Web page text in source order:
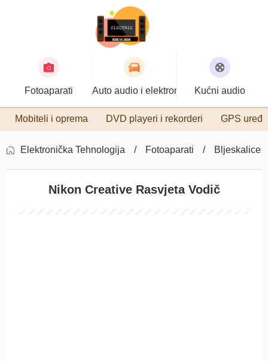
Fotoaparati Auto audio i elektronika Kućni audio
Mobiteli i oprema DVD playeri i rekorderi GPS
Elektronička Tehnologija Fotoaparati Bljeskalice
Nikon Creative Rasvjeta Vodič